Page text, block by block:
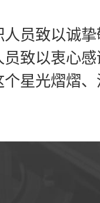
员致以诚
致以衷心
星光熠熠